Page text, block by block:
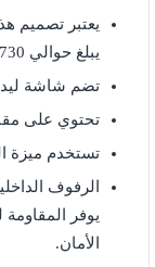
يعتبر تصميم
يبلغ حوالي 730 ملم.
تضم شاشة
تحتوي على
تستخدم ميزة
الرفوف
يوفر المقاومة
الأمان.